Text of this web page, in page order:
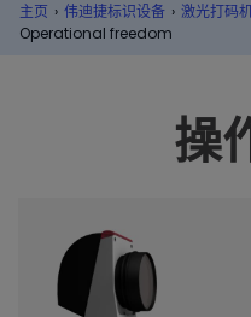
主页 › 伟迪捷标识设备 › 激光打码
Operational freedom
操